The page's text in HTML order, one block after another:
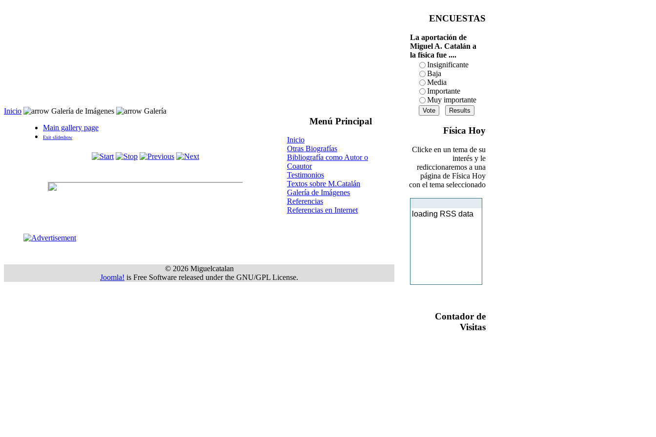
Inicio Galería de Imágenes
Galería
Main gallery page
Exit slideshow
Menú Principal
Inicio
Otras Biografías
Bibliografía como Autor o
Coautor
Testimonios
Textos sobre M.Catalán
Galería de Imágenes
Referencias
Referencias en Internet
© 2026 Miguelcatalan
Joomla! is Free Software released under the GNU/GPL License.
ENCUESTAS
La aportación de
Miguel A. Catalán a
la física fue ....
Insignificante
Baja
Media
Importante
Muy importante
Física Hoy
Clicke en un tema de su
interés y le
rediccionaremos a una
página de Física Hoy
con el tema seleccionado
loading RSS data
Contador de
Visitas